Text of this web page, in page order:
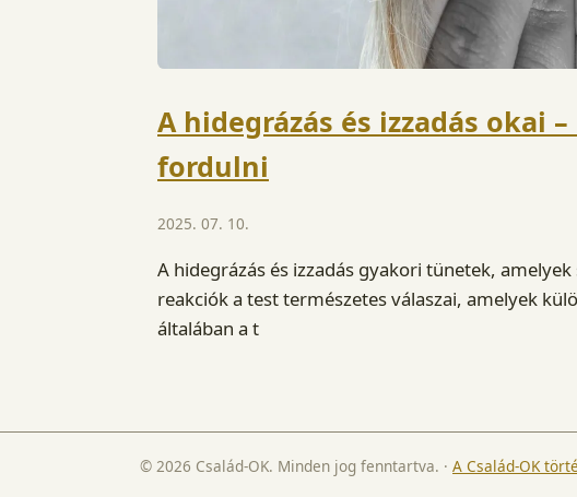
A hidegrázás és izzadás okai
fordulni
2025. 07. 10.
A hidegrázás és izzadás gyakori tünetek,
reakciók a test természetes válaszai, amelyek
általában a t
© 2026 Család-OK. Minden jog fenntartva. · A Család-OK